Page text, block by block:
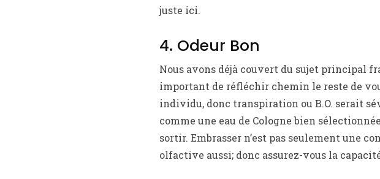
juste ici.
4. Odeur Bon
Nous avons déjà couvert du sujet principal
important de réfléchir chemin le reste de
individu, donc transpiration ou B.O. serait
comme une eau de Cologne bien
sortir. Embrasser n’est pas seulement une
olfactive aussi; donc assurez-vous la